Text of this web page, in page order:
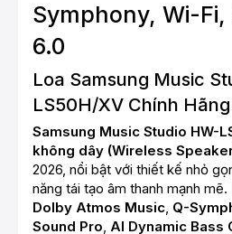
Symphony, Wi-
6.0
Loa Samsung Music
LS50H/XV Chính
Samsung Music Studio HW-
không dây (Wireless
2026, nổi bật với thiết kế nhỏ
năng tái tạo âm thanh mạnh
Dolby Atmos Music, Q-
Sound Pro, AI Dynamic Bass